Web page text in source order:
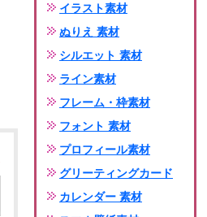
イラスト素材
ぬりえ 素材
シルエット 素材
ライン素材
フレーム・枠素材
フォント 素材
プロフィール素材
グリーティングカード
カレンダー 素材